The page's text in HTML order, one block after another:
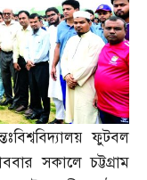
ফুটবল
সকালে চট্টগ্রাম